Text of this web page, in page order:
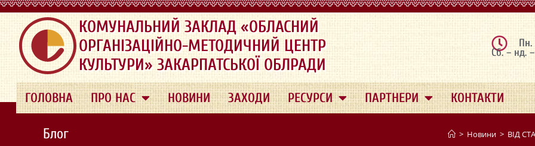
.
КОМУНАЛЬНИЙ ЗАКЛАД «ОБЛАСНИЙ
ОРГАНІЗАЦІЙНО-МЕТОДИЧНИЙ ЦЕНТР
КУЛЬТУРИ» ЗАКАРПАТСЬКОЇ ОБЛРАДИ
Пн.
Сб. – нд. –
ГОЛОВНА ПРО НАС НОВИНИ ЗАХОДИ РЕСУРСИ ПАРТНЕРИ КОНТАКТИ
Блог > Новини > ВІД